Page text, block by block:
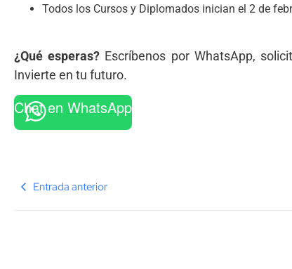
Todos los Cursos y Diplomados inician el 2 de
¿Qué esperas? Escríbenos por WhatsApp,
Invierte en tu futuro.
Chat en WhatsApp
Entrada anterior